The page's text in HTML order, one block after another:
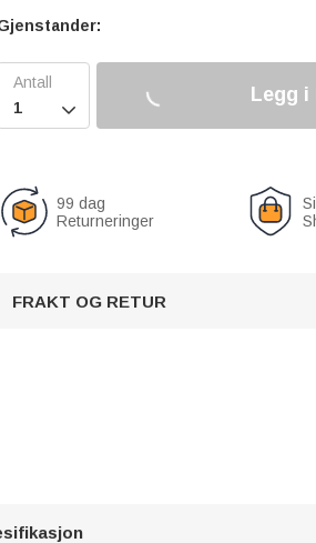

Legg
99 dag
Returneringer
FRAKT OG RETUR